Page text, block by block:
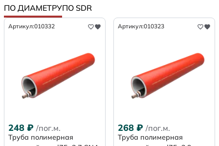
ПО ДИАМЕТРУПО SDR
Артикул:010332
248 ₽ /пог.м.
Труба полимерная
Артикул:010323
268 ₽ /пог.м.
Труба полимерная